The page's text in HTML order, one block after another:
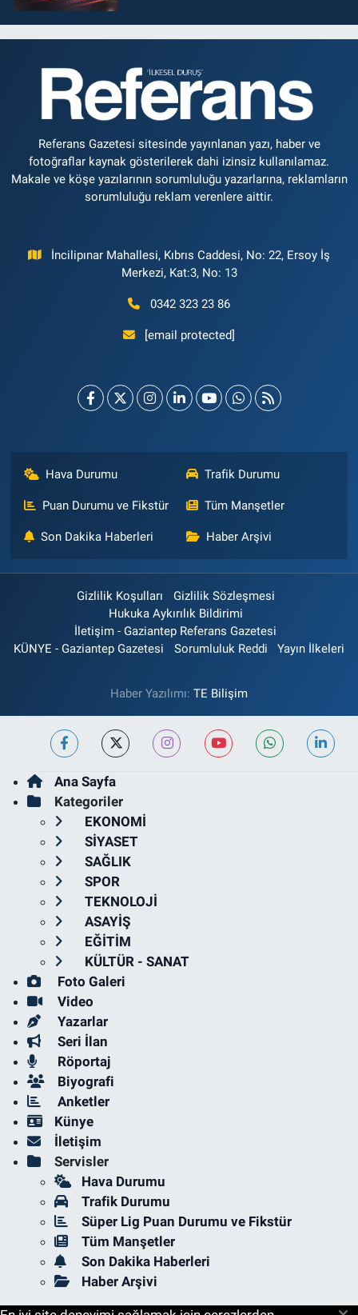
Referans Gazetesi sitesinde yayınlanan yazı, haber ve
fotoğraflar kaynak gösterilerek dahi izinsiz kullanılamaz.
Makale ve köşe yazılarının sorumluluğu yazarlarına, reklamların
sorumluluğu reklam verenlere aittir.
İncilipınar Mahallesi, Kıbrıs Caddesi, No: 22, Ersoy İş
Merkezi, Kat:3, No: 13
0342 323 23 86
[email protected]
Hava Durumu Trafik Durumu
Puan Durumu ve Fikstür Tüm Manşetler
Son Dakika Haberleri Haber Arşivi
Gizlilik Koşulları
Gizlilik Sözleşmesi
Hukuka Aykırılık Bildirimi
İletişim - Gaziantep Referans Gazetesi
KÜNYE - Gaziantep Gazetesi
Sorumluluk Reddi Yayın İlkeleri
Haber Yazılımı: TE Bilişim
Ana Sayfa
Kategoriler
EKONOMİ
SİYASET
SAĞLIK
SPOR
TEKNOLOJİ
ASAYİŞ
EĞİTİM
KÜLTÜR - SANAT
Foto Galeri
Video
Yazarlar
Seri İlan
Röportaj
Biyografi
Anketler
Künye
İletişim
Servisler
Hava Durumu
Trafik Durumu
Süper Lig Puan Durumu ve Fikstür
Tüm Manşetler
Son Dakika Haberleri
Haber Arşivi